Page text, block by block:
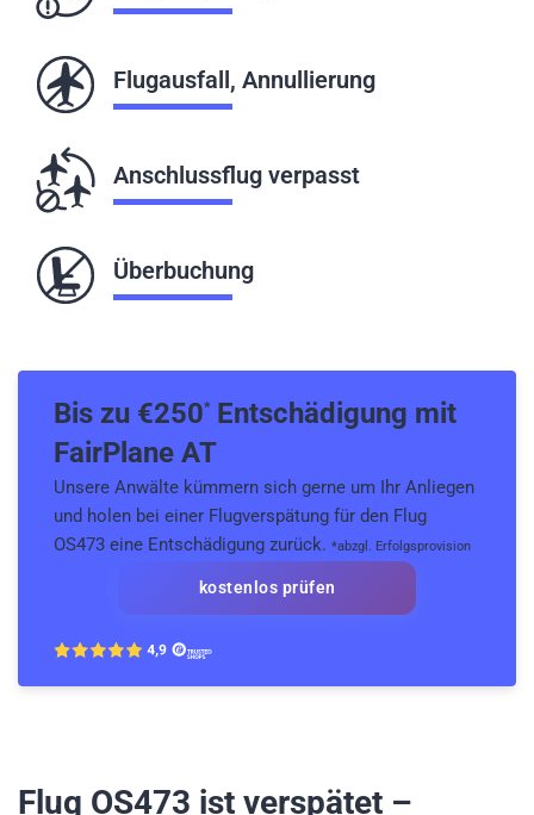
Flugausfall, Annullierung
Anschlussflug verpasst
Überbuchung
Bis zu €250*Entschädigung mit
FairPlane AT
Unsere Anwälte kümmern sich gerne um Ihr Anliegen
und holen bei einer Flugverspätung für den Flug
OS473 eine Entschädigung zurück. *abzgl. Erfolgsprovision
kostenlos prüfen
Flug OS473 ist verspätet –